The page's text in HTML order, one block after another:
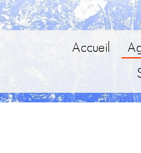
Accueil